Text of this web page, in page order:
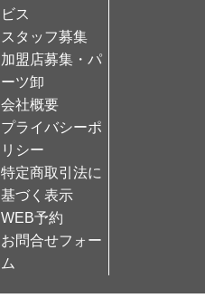
ビス
スタッフ募集
加盟店募集・パ
ーツ卸
会社概要
プライバシーポ
リシー
特定商取引法に
基づく表示
WEB予約
お問合せフォー
ム